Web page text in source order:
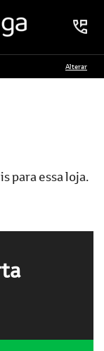
Alterar
para essa loja.